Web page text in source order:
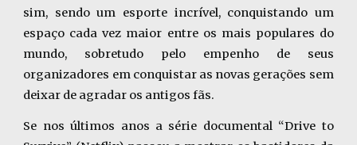
sim, sendo um esporte incrível, conquistando um
espaço cada vez maior entre os mais populares do
mundo, sobretudo pelo empenho de seus
organizadores em conquistar as novas gerações sem
deixar de agradar os antigos fãs.
Se nos últimos anos a série documental “Drive to